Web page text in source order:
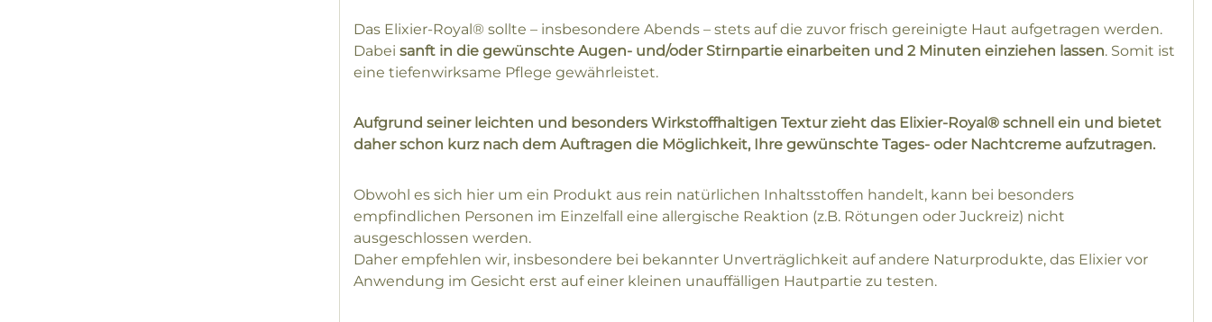
Das Elixier-Royal® sollte – insbesondere Abends – stets auf die zuvor frisch gereinigte Haut aufgetragen werden.
Dabei sanft in die gewünschte Augen- und/oder Stirnpartie einarbeiten und 2 Minuten einziehen lassen. Somit ist
eine tiefenwirksame Pflege gewährleistet.
Aufgrund seiner leichten und besonders Wirkstoffhaltigen Textur zieht das Elixier-Royal® schnell ein und bietet
daher schon kurz nach dem Auftragen die Möglichkeit, Ihre gewünschte Tages- oder Nachtcreme aufzutragen.
Obwohl es sich hier um ein Produkt aus rein natürlichen Inhaltsstoffen handelt, kann bei besonders
empfindlichen Personen im Einzelfall eine allergische Reaktion (z.B. Rötungen oder Juckreiz) nicht
ausgeschlossen werden.
Daher empfehlen wir, insbesondere bei bekannter Unverträglichkeit auf andere Naturprodukte, das Elixier vor
Anwendung im Gesicht erst auf einer kleinen unauffälligen Hautpartie zu testen.